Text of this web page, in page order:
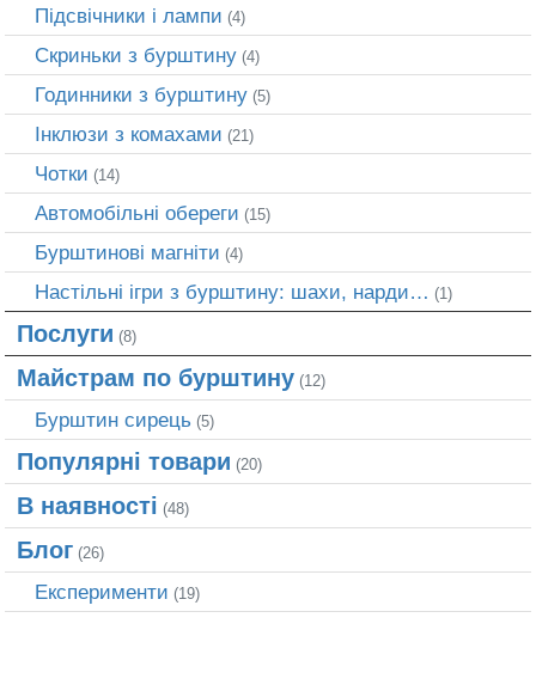
Підсвічники і лампи (4)
Скриньки з бурштину (4)
Годинники з бурштину (5)
Інклюзи з комахами (21)
Чотки (14)
Автомобільні обереги (15)
Бурштинові магніти (4)
Настільні ігри з бурштину: шахи, нарди… (1)
Послуги (8)
Майстрам по бурштину (12)
Бурштин сирець (5)
Популярні товари (20)
В наявності (48)
Блог (26)
Експерименти (19)